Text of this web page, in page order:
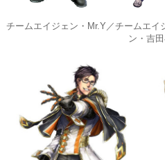
チームエイジェン・Mr.Y／チームエイ
ン・吉